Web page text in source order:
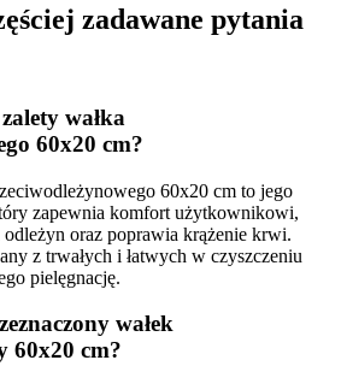
zadawane pytania
wałka
60x20 cm?
60x20 cm to jego
zapewnia komfort użytkownikowi,
oraz poprawia krążenie krwi.
z trwałych i łatwych w czyszczeniu
pielęgnację.
wałek
60x20 cm?